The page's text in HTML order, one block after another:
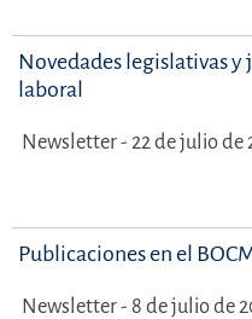
Novedades legislativas y
laboral
Newsletter - 22 de julio de
Publicaciones en el
Newsletter - 8 de julio de